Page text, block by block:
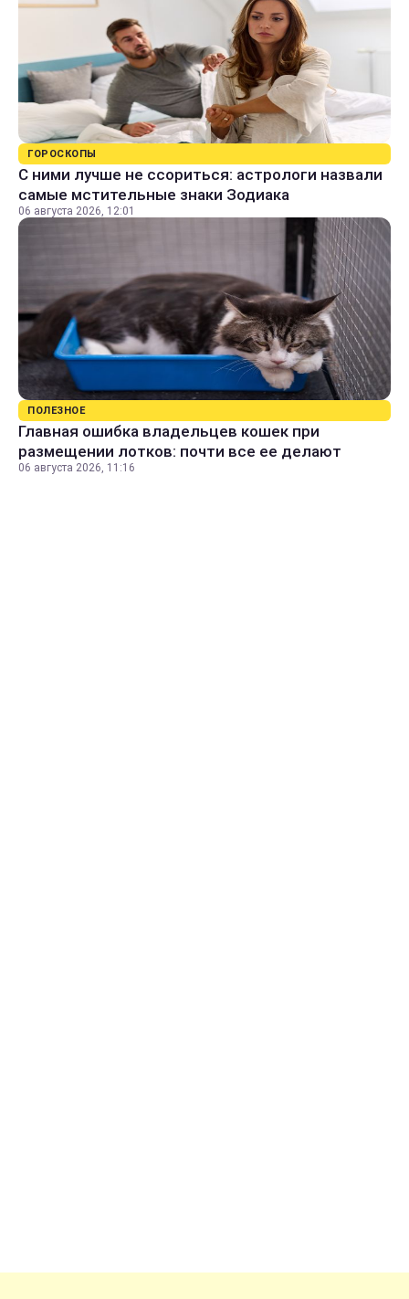
ГОРОСКОПЫ
С ними лучше не ссориться: астрологи назвали
самые мстительные знаки Зодиака
06 августа 2026, 12:01
ПОЛЕЗНОЕ
Главная ошибка владельцев кошек при
размещении лотков: почти все ее делают
06 августа 2026, 11:16